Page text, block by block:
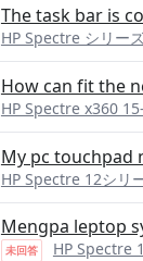
The task bar is
HP Spectre シリー
How can fit the
HP Spectre x360
My pc touchpad
HP Spectre 12シリ
Mengpa leptop
未回答 HP Spectre